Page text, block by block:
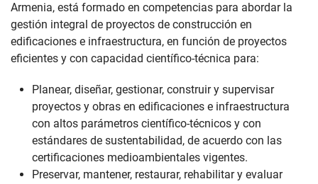
Armenia, está formado en competencias para abordar la
gestión integral de proyectos de construcción en
edificaciones e infraestructura, en función de proyectos
eficientes y con capacidad científico-técnica para:
Planear, diseñar, gestionar, construir y supervisar
proyectos y obras en edificaciones e infraestructura
con altos parámetros científico-técnicos y con
estándares de sustentabilidad, de acuerdo con las
certificaciones medioambientales vigentes.
Preservar, mantener, restaurar, rehabilitar y evaluar